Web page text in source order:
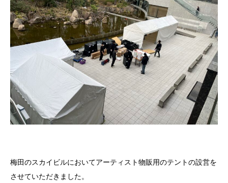
梅田のスカイビルにおいてアーティスト物販用のテントの設営を
させていただきました。